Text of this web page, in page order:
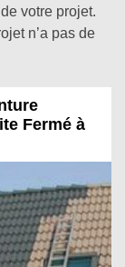
votre projet.
n’a pas de
Fermé à